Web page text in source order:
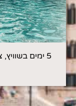
5 ימים